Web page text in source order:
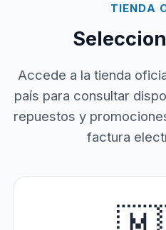
TIENDA
Accede a la tienda
país para consultar
repuestos y
factura